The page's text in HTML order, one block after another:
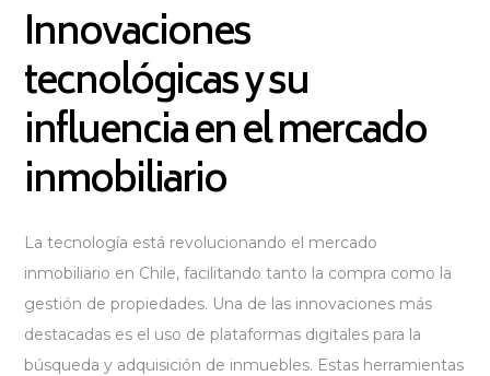
Innovaciones
tecnológicas y su
influencia en el mercado
inmobiliario
La tecnología está revolucionando el mercado
inmobiliario en Chile, facilitando tanto la compra como la
gestión de propiedades. Una de las innovaciones más
destacadas es el uso de plataformas digitales para la
búsqueda y adquisición de inmuebles. Estas herramientas